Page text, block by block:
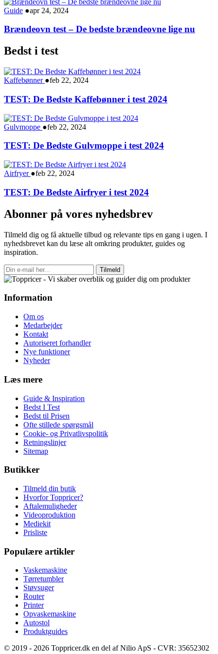
Guide ●apr 24, 2024
Brændeovn test – De bedste brændeovne lige nu
Bedst i test
Kaffebønner ●feb 22, 2024
TEST: De Bedste Kaffebønner i test 2024
Gulvmoppe ●feb 22, 2024
TEST: De Bedste Gulvmoppe i test 2024
Airfryer ●feb 22, 2024
TEST: De Bedste Airfryer i test 2024
Abonner på vores nyhedsbrev
Tilmeld dig og få aktuelle tilbud og relevante tips en gang i ugen. I
nyhedsbrevet kan du læse alt omkring produkter, guides og
inspiration.
Tilmeld
Information
Om os
Medarbejder
Kontakt
Autoriseret forhandler
Nye funktioner
Nyheder
Læs mere
Guide & Inspiration
Bedst I Test
Bedst til Prisen
Ofte stillede spørgsmål
Cookie- og Privatlivspolitik
Retningslinjer
Sitemap
Butikker
Tilmeld din butik
Hvorfor Toppricer?
Aftalemuligheder
Videoproduktion
Mediekit
Prisliste
Populære artikler
Vaskemaskine
Tørretumbler
Støvsuger
Router
Printer
Opvaskemaskine
Autostol
Produktguides
© 2019 - 2026 Toppricer.dk en del af Nilio ApS - CVR: 35652302